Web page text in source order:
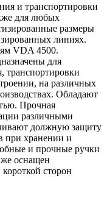
и транспортировки
для любых
размеры
линиях.
VDA 4500.
для
транспортировки
на различных
Обладают
Прочная
различными
должную защиту
при хранении и
и прочные ручки
оснащен
сторон